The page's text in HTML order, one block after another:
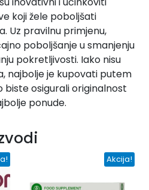
koji žele poboljšati
Uz pravilnu primjenu,
poboljšanje u smanjenju
pokretljivosti. Iako nisu
najbolje je kupovati putem
biste osigurali originalnost
ponude.
Akcija!